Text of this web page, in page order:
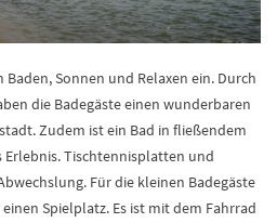
Sonnen und Relaxen ein. Durch
die Badegäste einen wunderbaren
Zudem ist ein Bad in fließendem
Erlebnis. Tischtennisplatten und
Für die kleinen Badegäste
Spielplatz. Es ist mit dem Fahrrad